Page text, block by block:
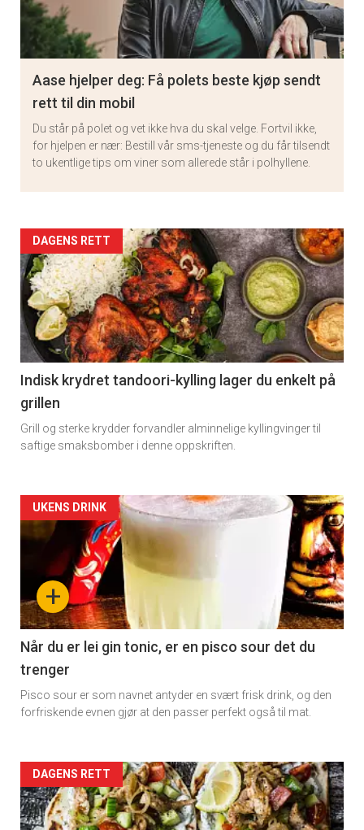
Aase hjelper deg: Få polets beste kjøp sendt
rett til din mobil
Du står på polet og vet ikke hva du skal velge. Fortvil ikke,
for hjelpen er nær: Bestill vår sms-tjeneste og du får tilsendt
to ukentlige tips om viner som allerede står i polhyllene.
Artikler
detail
-
section
11
DAGENS RETT
Indisk krydret tandoori-kylling lager du enkelt på
grillen
Grill og sterke krydder forvandler alminnelige kyllingvinger til
saftige smaksbomber i denne oppskriften.
Artikler
detail
section
11
Dagens
rett
+
UKENS DRINK
Når du er lei gin tonic, er en pisco sour det du
trenger
Pisco sour er som navnet antyder en svært frisk drink, og den
forfriskende evnen gjør at den passer perfekt også til mat.
Artikler
detail
DAGENS RETT